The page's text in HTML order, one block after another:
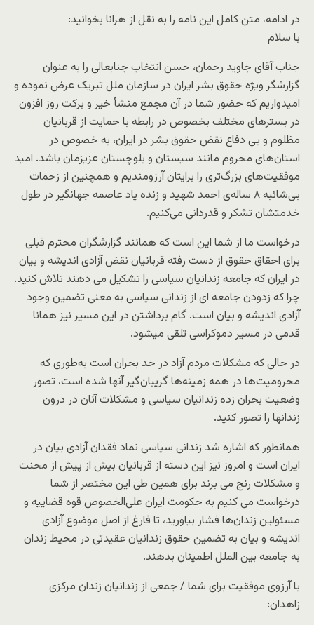
در ادامه، متن کامل این نامه را به نقل از هرانا بخوانید:
با سلام
جناب آقای جاوید رحمان، حسن انتخاب جنابعالی را به عنوان
گزارشگر ویژه حقوق بشر ایران در سازمان ملل تبریک عرض نموده و
امیدواریم که حضور شما در آن مجمع منشأ خیر و برکت روز افزون
در بسترهای مختلف بخصوص در رابطه با حمایت از قربانیان
مظلوم و بی دفاع نقض حقوق بشر در ایران، به خصوص در
استان‌های محروم مانند سیستان و بلوچستان عزیزمان باشد. امید
موفقیت‌های بزرگ‌تری را برایتان آرزومندیم و همچنین از زحمات
بی‌شائبه ۸ ساله‌ی احمد شهید و زنده یاد عاصمه جهانگیر در طول
خدمتشان تشکر و قدردانی می‌کنیم.
درخواست ما از شما این است که همانند گزارشگران محترم قبلی
برای احقاق حقوق از دست رفته قربانیان نقض آزادی اندیشه و بیان
در ایران که جامعه زندانیان سیاسی را تشکیل می دهند تلاش کنید.
چرا که زدودن جامعه ای از زندانی سیاسی به معنی تضمین وجود
آزادی اندیشه و بیان است. گام برداشتن در این مسیر نیز همانا
قدمی در مسیر دموکراسی تلقی میشود.
در حالی که مشکلات مردم آزاد در حد بحران است به‌طوری که
محرومیت‌ها در همه زمینه‌ها گریبان‌گیر آنها شده است، تصور
وضعیت بحران زده زندانیان سیاسی و مشکلات آنان در درون
زندانها را تصور کنید.
همانطور که اشاره شد زندانی سیاسی نماد فقدان آزادی بیان در
ایران است و امروز نیز این دسته از قربانیان بیش از پیش از محنت
و مشکلات رنج می برند برای همین طی این مختصر از شما
درخواست می کنیم به حکومت ایران علی‌الخصوص قوه قضاییه و
مسئولین زندان‌ها فشار بیاورید، تا فارغ از اصل موضوع آزادی
اندیشه و بیان به تضمین حقوق زندانیان عقیدتی در محیط زندان
به جامعه بین الملل اطمینان بدهند.
با آرزوی موفقیت برای شما / جمعی از زندانیان زندان مرکزی
زاهدان: